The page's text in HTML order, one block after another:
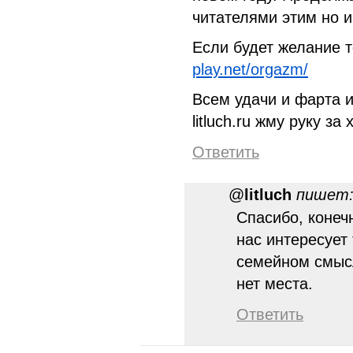
читателями этим но
Если будет желание
play.net/orgazm/
Всем удачи и фарта
litluch.ru жму руку за
Ответить
@ litluch пишет:
Спасибо,
нас
семейном
нет места.
Ответить